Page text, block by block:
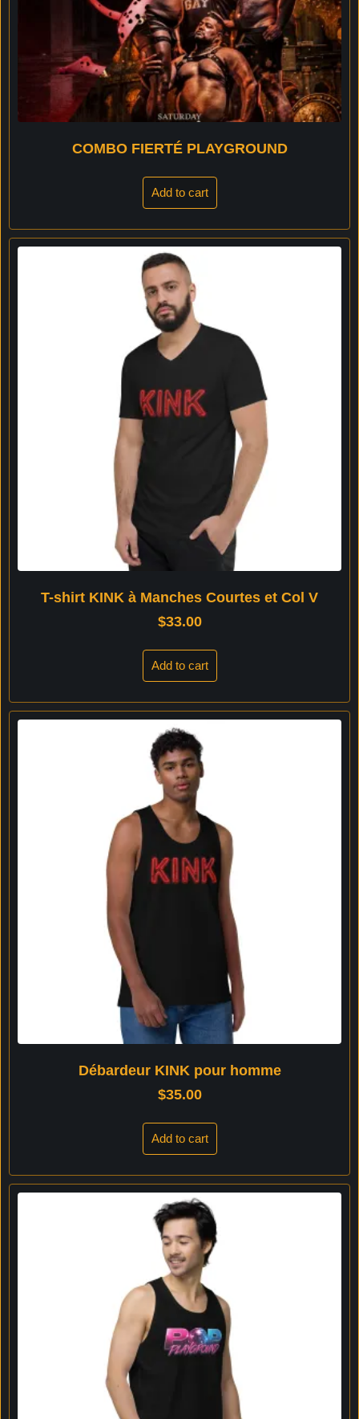
COMBO FIERTÉ PLAYGROUND
Add to cart
T-shirt KINK à Manches Courtes et Col V
$33.00
Add to cart
Débardeur KINK pour homme
$35.00
Add to cart